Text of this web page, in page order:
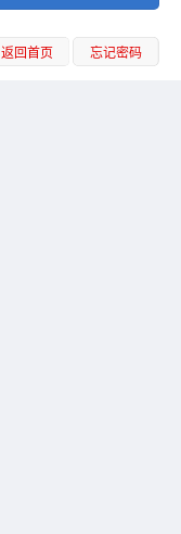
返回首页 忘记密码